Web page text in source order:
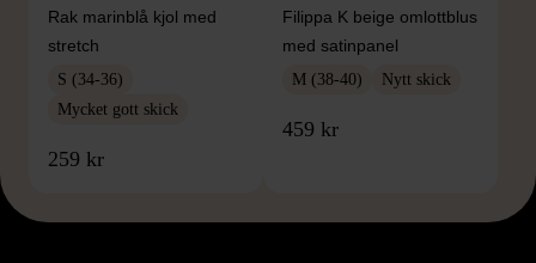
Rak marinblå kjol med
stretch
S (34-36)
Mycket gott skick
259 kr
Filippa K beige omlottblus
med satinpanel
M (38-40) Nytt skick
459 kr